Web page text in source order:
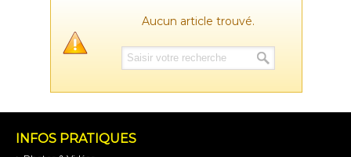
Aucun article trouvé.
INFOS PRATIQUES